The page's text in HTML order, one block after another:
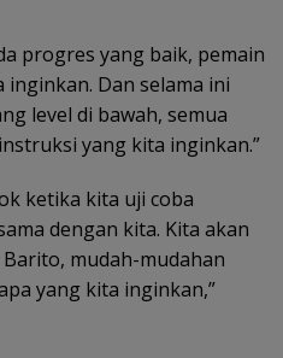
progres yang baik, pemain
Dan selama ini
level di bawah, semua
yang kita inginkan.”
ketika kita uji coba
dengan kita. Kita akan
mudah-mudahan
yang kita inginkan,”